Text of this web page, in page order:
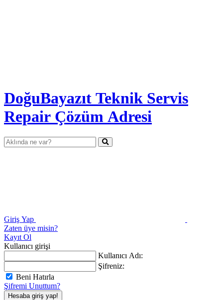
DoğuBayazıt Teknik Servis
Repair Çözüm Adresi
Giriş Yap
Zaten üye misin?
Kayıt Ol
Kullanıcı girişi
Kullanıcı Adı:
Şifreniz:
Beni Hatırla
Şifremi Unuttum?
Hesaba giriş yap!